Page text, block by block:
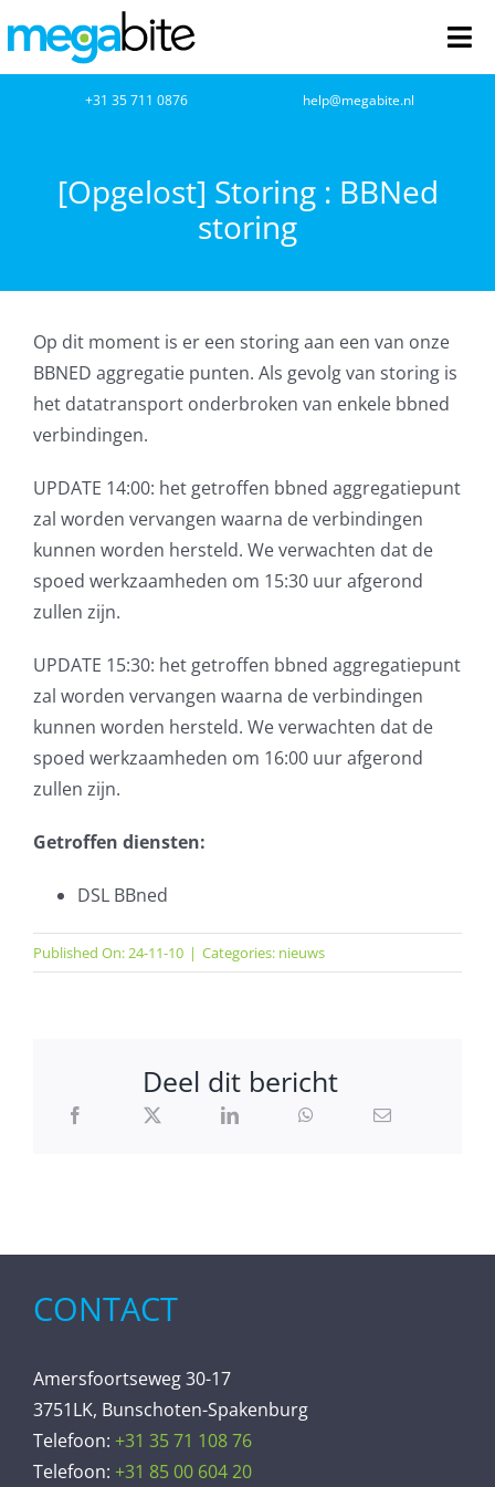
naar
inhoud
Netwerkbeheer
Cloud Computing
VOIP
AVG
Office365
Glasvezelverbindingen
Microsoft software licenties
SLA overeenkomsten
Remote Help
WordPress SLA Contract
Contact
+31 35 711 0876 help@megabite.nl
[Opgelost] Storing : BBNed
storing
Op dit moment is er een storing aan een van onze
BBNED aggregatie punten. Als gevolg van storing is
het datatransport onderbroken van enkele bbned
verbindingen.
UPDATE 14:00: het getroffen bbned aggregatiepunt
zal worden vervangen waarna de verbindingen
kunnen worden hersteld. We verwachten dat de
spoed werkzaamheden om 15:30 uur afgerond
zullen zijn.
UPDATE 15:30: het getroffen bbned aggregatiepunt
zal worden vervangen waarna de verbindingen
kunnen worden hersteld. We verwachten dat de
spoed werkzaamheden om 16:00 uur afgerond
zullen zijn.
Getroffen diensten:
DSL BBned
Published On: 24-11-10 | Categories: nieuws
Deel dit bericht
CONTACT
Amersfoortseweg 30-17
3751LK, Bunschoten-Spakenburg
Telefoon: +31 35 71 108 76
Telefoon: +31 85 00 604 20